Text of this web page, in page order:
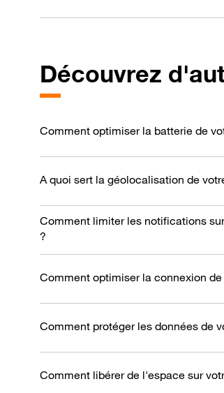
Découvrez
Comment optimiser la batterie de
A quoi sert la géolocalisation de
Comment limiter les notifications
?
Comment optimiser la connexion
Comment protéger les données de
Comment libérer de l'espace sur